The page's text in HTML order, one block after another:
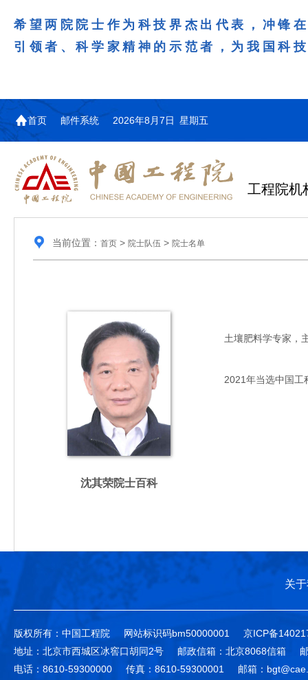
希望两院院士作为科技界杰出代表，冲锋
引领者、科学家精神的示范者，为我国科
首页 邮件系统 2026年8月7日 星期五
工程院机
当前位置： 首页> 院士队伍 > 院士名单
沈其荣院士百科
土壤肥料学专家，主
2021年当选中国工
关
版权所有：中国工程院 网站标识码bm50000001
京ICP备
地址：北京市西城区冰窖口胡同2号
邮政信箱：北京8068信箱
电话：8610-59300000
传真：8610-59300001 邮箱：